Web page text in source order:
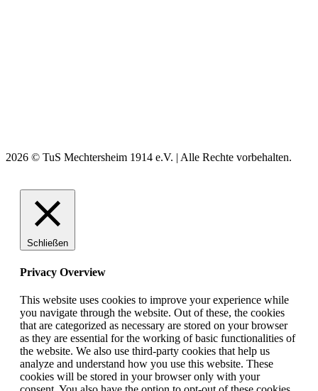
2026 © TuS Mechtersheim 1914 e.V. | Alle Rechte vorbehalten.
Schließen
Privacy Overview
This website uses cookies to improve your experience while
you navigate through the website. Out of these, the cookies
that are categorized as necessary are stored on your browser
as they are essential for the working of basic functionalities of
the website. We also use third-party cookies that help us
analyze and understand how you use this website. These
cookies will be stored in your browser only with your